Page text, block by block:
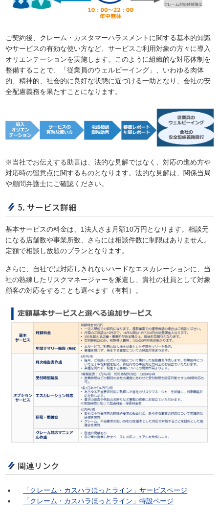
ご契約後、クレーム・カスタマーハラスメントに関する基本的知識
やサービスの有効な使い方など、サービスご利用対象の方々に導入
オリエンテーションを実施します。このように組織的な対応体制を
整備することで、「従業員のウェルビーイング」、いわゆる肉体
的、精神的、社会的に良好な状態に近づける一助となり、会社の安
全配慮義務を果たすことになります。
※当社でお伝えする助言は、法的な見解ではなく、対応の進め方や
対応時の留意点に関するものとなります。法的な見解は、関係当局
や顧問弁護士にご確認ください。
5. サービス詳細
基本サービスの料金は、1法人さま月額10万円となります。相談元
になる店舗数や事業所数、さらには相談件数に制限はありません。
定額で相談し放題のプランとなります。
さらに、自社では対応しきれないハードなエスカレーションに、当
社の熟練したリスクマネージャーを派遣し、貴社の社員として対象
顧客の対応をすることも選べます（有料）。
関連リンク
「クレーム・カスハラほっとライン」サービスページ
「クレーム・カスハラほっとライン」特設ページ